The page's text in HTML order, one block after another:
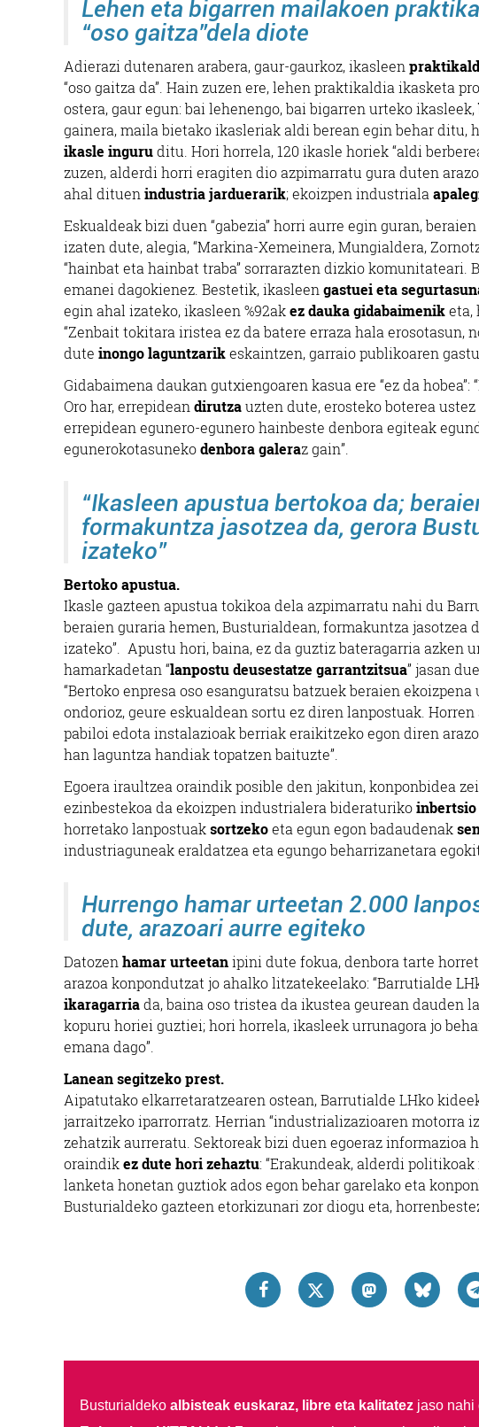
Lehen eta bigarren mailakoen
“oso gaitza”dela diote
Adierazi dutenaren arabera, gaur-gaurkoz, ikasleen
“oso gaitza da”. Hain zuzen ere, lehen praktikaldia ikasketa
ostera, gaur egun: bai lehenengo, bai bigarren urteko ikasleek,
gainera, maila bietako ikasleriak aldi berean egin behar ditu,
ikasle inguruditu. Hori horrela, 120 ikasle horiek “aldi
zuzen, alderdi horri eragiten dio azpimarratu gura duten
ahal dituen industria jarduerarik; ekoizpen industriala
Eskualdeak bizi duen “gabezia” horri aurre egin guran,
izaten dute, alegia, “Markina-Xemeinera, Mungialdera,
“hainbat eta hainbat traba” sorrarazten dizkio
emanei dagokienez. Bestetik, ikasleen gastuei eta
egin ahal izateko, ikasleen %92akez dauka gidabaimeniketa,
“Zenbait tokitara iristea ez da batere erraza hala
dute inongo laguntzarikeskaintzen, garraio publikoaren
Gidabaimena daukan gutxiengoaren kasua ere “ez da
Oro har, errepidean dirutzauzten dute, erosteko boterea
errepidean egunero-egunero hainbeste denbora egiteak
egunerokotasunekodenbora galeraz gain”.
“Ikasleen apustua bertokoa da;
formakuntza jasotzea da, gerora
izateko”
Bertoko apustua.
Ikasle gazteen apustua tokikoa dela azpimarratu nahi du
beraien guraria hemen, Busturialdean, formakuntza jasotzea
izateko”. Apustu hori, baina, ez da guztiz bateragarria azken
hamarkadetan “lanpostu deusestatze garrantzitsua” jasan
“Bertoko enpresa oso esanguratsu batzuek beraien
ondorioz, geure eskualdean sortu ez diren lanpostuak.
pabiloi edota instalazioak berriak eraikitzeko egon diren
han laguntza handiak topatzen baituzte”.
Egoera iraultzea oraindik posible den jakitun, konponbidea
ezinbestekoa da ekoizpen industrialera bideraturikoinbertsio
horretako lanpostuaksortzekoeta egun egon badaudenak
industriaguneak eraldatzea eta egungo beharrizanetara
Hurrengo hamar urteetan 2.000
dute, arazoari aurre egiteko
Datozen hamar urteetanipini dute fokua, denbora tarte
arazoa konpondutzat jo ahalko litzatekeelako: “Barrutialde
ikaragarriada, baina oso tristea da ikustea geurean dauden
kopuru horiei guztiei; hori horrela, ikasleek urrunagora jo
emana dago”.
Lanean segitzeko prest.
Aipatutako elkarretaratzearen ostean, Barrutialde LHko
jarraitzeko iparrorratz. Herrian “industrializazioaren motorra
zehatzik aurreratu. Sektoreak bizi duen egoeraz informazioa
oraindikez dute hori zehaztu: “Erakundeak, alderdi
lanketa honetan guztiok ados egon behar garelako eta
Busturialdeko gazteen etorkizunari zor diogu eta,
Busturialdeko albisteak euskaraz, libre eta kalitatezjaso nahi